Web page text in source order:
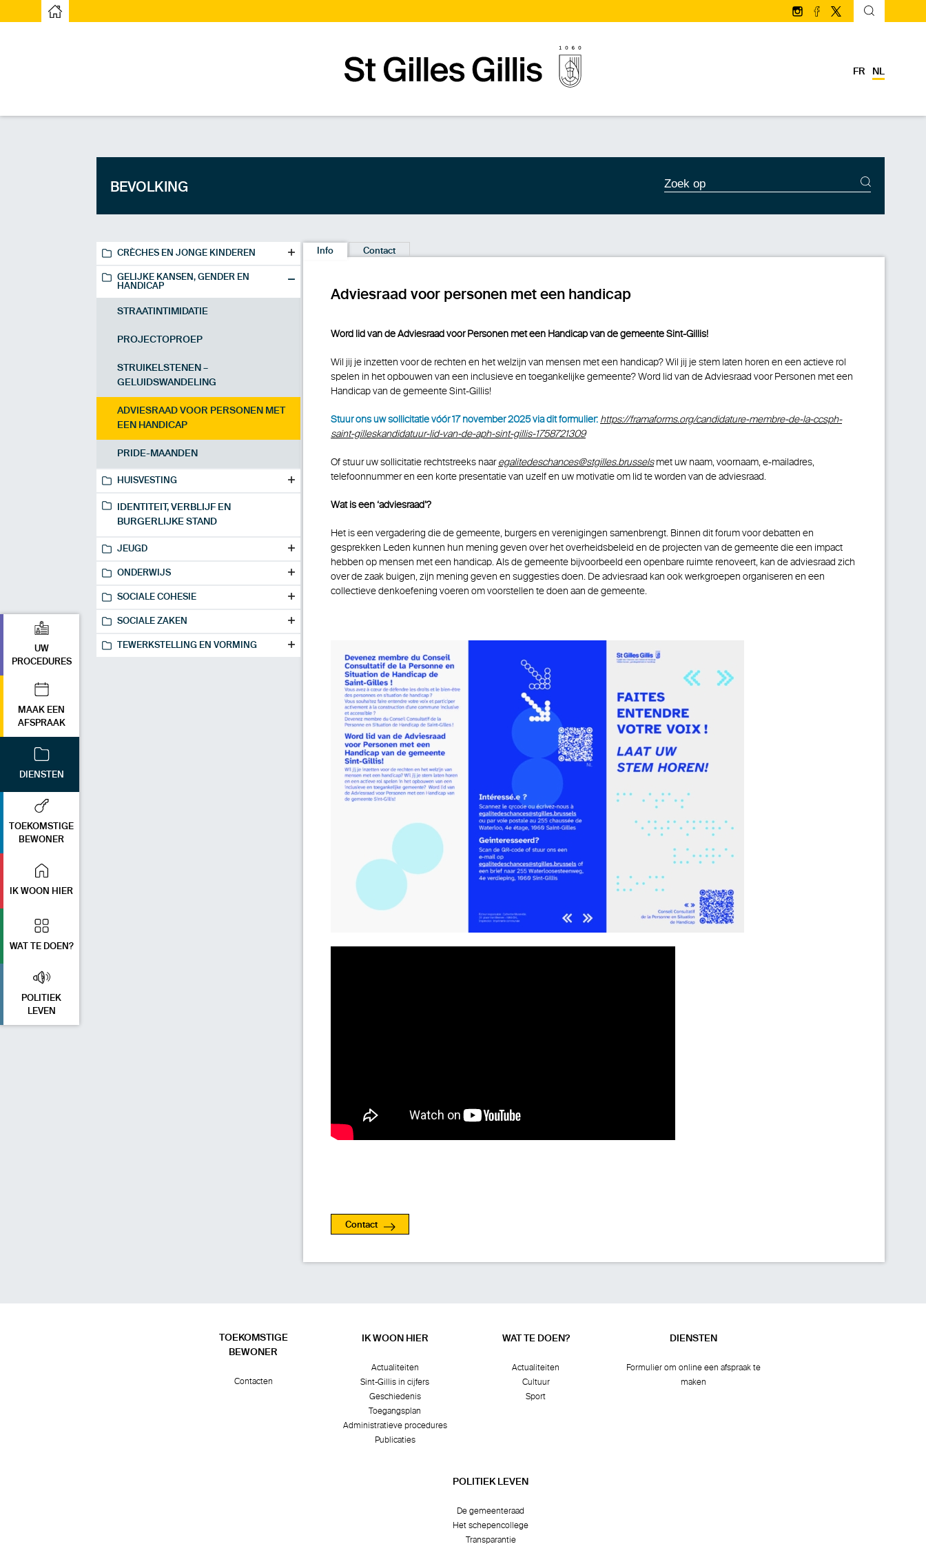
Startpagina Volg ons op Instagram
Volg ons op facebook
Volg ons op Twitter/
FR NL
UW
PROCEDURES
MAAK EEN
AFSPRAAK
DIENSTEN
TOEKOMSTIGE
BEWONER
IK WOON HIER
WAT TE DOEN?
POLITIEK
LEVEN
BEVOLKING ZOEKDIENSTEN
CRÈCHES EN JONGE KINDEREN
GELIJKE KANSEN, GENDER EN
HANDICAP
STRAATINTIMIDATIE
PROJECTOPROEP
STRUIKELSTENEN –
GELUIDSWANDELING
ADVIESRAAD VOOR PERSONEN MET
EEN HANDICAP
PRIDE-MAANDEN
HUISVESTING
IDENTITEIT, VERBLIJF EN
BURGERLIJKE STAND
JEUGD
ONDERWIJS
SOCIALE COHESIE
SOCIALE ZAKEN
TEWERKSTELLING EN VORMING
Info Contact
Adviesraad voor personen met een handicap
Word lid van de Adviesraad voor Personen met een Handicap van de gemeente Sint-Gillis!
Wil jij je inzetten voor de rechten en het welzijn van mensen met een handicap? Wil jij je stem laten horen en een actieve rol
spelen in het opbouwen van een inclusieve en toegankelijke gemeente? Word lid van de Adviesraad voor Personen met een
Handicap van de gemeente Sint-Gillis!
Stuur ons uw sollicitatie vóór 17 november 2025 via dit formulier: https://framaforms.org/candidature-membre-de-la-ccsph-
saint-gilleskandidatuur-lid-van-de-aph-sint-gillis-1758721309
Of stuur uw sollicitatie rechtstreeks naaregalitedeschances@stgilles.brusselsmet uw naam, voornaam, e-mailadres,
telefoonnummer en een korte presentatie van uzelf en uw motivatie om lid te worden van de adviesraad.
Wat is een ‘adviesraad’?
Het is een vergadering die de gemeente, burgers en verenigingen samenbrengt. Binnen dit forum voor debatten en
gesprekken Leden kunnen hun mening geven over het overheidsbeleid en de projecten van de gemeente die een impact
hebben op mensen met een handicap. Als de gemeente bijvoorbeeld een openbare ruimte renoveert, kan de adviesraad zich
over de zaak buigen, zijn mening geven en suggesties doen. De adviesraad kan ook werkgroepen organiseren en een
collectieve denkoefening voeren om voorstellen te doen aan de gemeente.
Contact
TOEKOMSTIGE
BEWONER
Contacten
IK WOON HIER
Actualiteiten
Sint-Gillis in cijfers
Geschiedenis
Toegangsplan
Administratieve procedures
Publicaties
WAT TE DOEN?
Actualiteiten
Cultuur
Sport
DIENSTEN
Formulier om online een afspraak te
maken
POLITIEK LEVEN
De gemeenteraad
Het schepencollege
Transparantie